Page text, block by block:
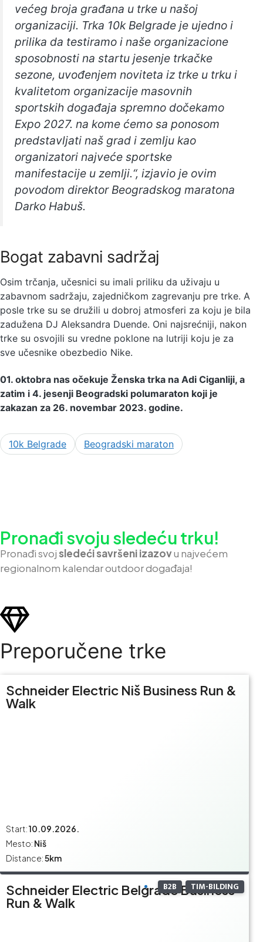
većeg broja građana u trke u našoj
organizaciji. Trka 10k Belgrade je ujedno i
prilika da testiramo i naše organizacione
sposobnosti na startu jesenje trkačke
sezone, uvođenjem noviteta iz trke u trku i
kvalitetom organizacije masovnih
sportskih događaja spremno dočekamo
Expo 2027. na kome ćemo sa ponosom
predstavljati naš grad i zemlju kao
organizatori najveće sportske
manifestacije u zemlji.“, izjavio je ovim
povodom direktor Beogradskog maratona
Darko Habuš.
Bogat zabavni sadržaj
Osim trčanja, učesnici su imali priliku da uživaju u
zabavnom sadržaju, zajedničkom zagrevanju pre trke. A
posle trke su se družili u dobroj atmosferi za koju je bila
zadužena DJ Aleksandra Duende. Oni najsrećniji, nakon
trke su osvojili su vredne poklone na lutriji koju je za
sve učesnike obezbedio Nike.
01. oktobra nas očekuje Ženska trka na Adi Ciganliji, a
zatim i 4. jesenji Beogradski polumaraton koji je
zakazan za 26. novembar 2023. godine.
10k Belgrade Beogradski maraton
Pronađi svoju sledeću trku!
Pronađi svojsledeći savršeni izazovu najvećem
regionalnom kalendar outdoor događaja!
Preporučene trke
Schneider Electric Niš Business Run &
Walk
Start:10.09.2026.
Mesto: Niš
Distance:5km
B2B TIM-BILDING
Schneider Electric Belgrade Business
Run & Walk